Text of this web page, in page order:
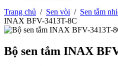
Trang chủ / Sen vòi / Sen tắm
INAX BFV-3413T-8C
Bộ sen tắm INAX